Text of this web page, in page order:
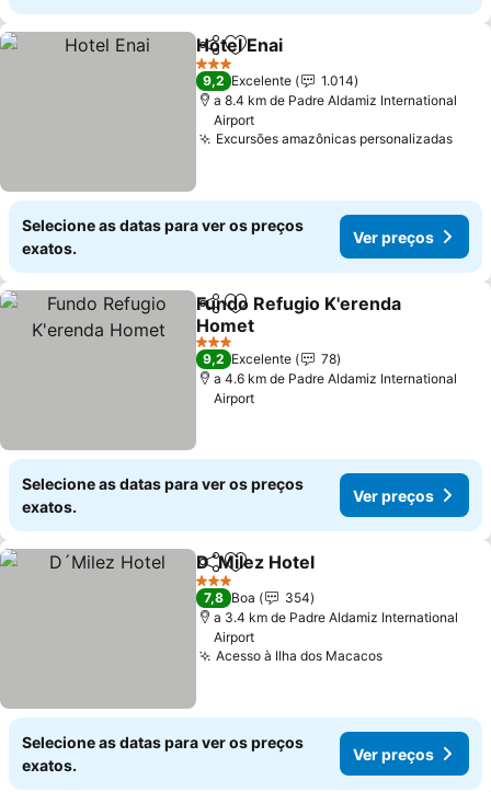
PartilharAdicionar aos favoritos
Hotel Enai
3 Estrelas
9,2 Excelente
1.014
a 8.4 km de Padre Aldamiz International
Airport
Excursões amazônicas personalizadasVer
Selecione as datas para ver os preços
exatos.
Ver preços
PartilharAdicionar aos favoritos
Fundo Refugio K'erenda
Homet
Ver preços
3 Estrelas
9,2 Excelente
78
a 4.6 km de Padre Aldamiz International
Airport
Selecione as datas para ver os preços
exatos.
Ver preços
PartilharAdicionar aos favoritos
D´Milez Hotel
3 Estrelas
7,8 Boa
354
a 3.4 km de Padre Aldamiz International
Airport
Acesso à Ilha dos MacacosVer preços
Selecione as datas para ver os preços
exatos.
Ver preços